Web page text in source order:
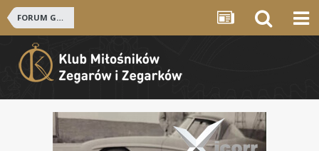
FORUM GŁÓWNE